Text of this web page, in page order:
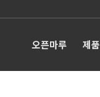
오픈마루 제품